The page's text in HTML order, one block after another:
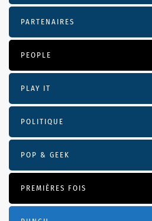
PARTENAIRES
PEOPLE
PLAY IT
POLITIQUE
POP & GEEK
PREMIÈRES FOIS